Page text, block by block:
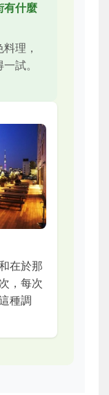
有什麼
理，
試。
在於那
，每次
種調